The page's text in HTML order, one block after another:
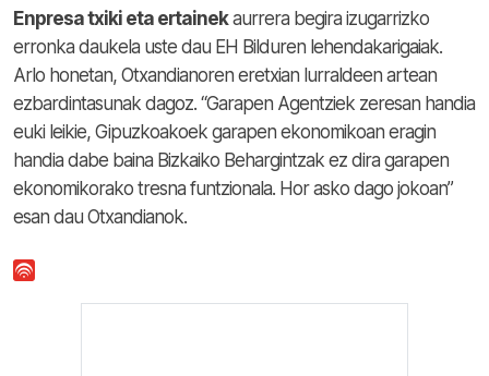
Enpresa txiki eta ertainekaurrera begira izugarrizko
erronka daukela uste dau EH Bilduren lehendakarigaiak.
Arlo honetan, Otxandianoren eretxian lurraldeen artean
ezbardintasunak dagoz. “Garapen Agentziek zeresan handia
euki leikie, Gipuzkoakoek garapen ekonomikoan eragin
handia dabe baina Bizkaiko Behargintzak ez dira garapen
ekonomikorako tresna funtzionala. Hor asko dago jokoan”
esan dau Otxandianok.